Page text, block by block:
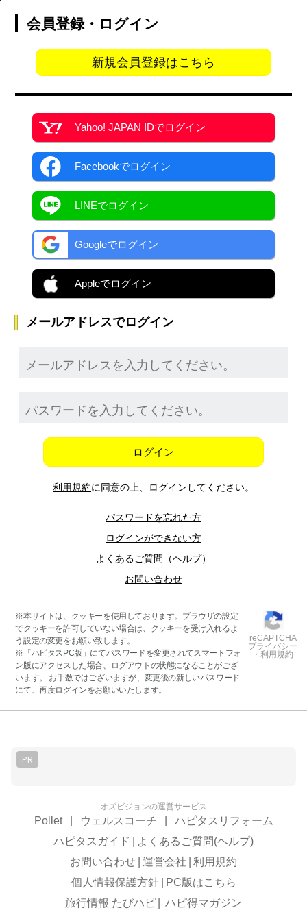
会員登録・ログイン
新規会員登録はこちら
Yahoo! JAPAN IDでログイン
Facebookでログイン
LINEでログイン
Googleでログイン
Appleでログイン
メールアドレスでログイン
ログイン
利用規約に同意の上、ログインしてください。
パスワードを忘れた方
ログインができない方
よくあるご質問（ヘルプ）
お問い合わせ
※本サイトは、クッキーを使用しております。ブラウザの設定
でクッキーを許可していない場合は、クッキーを受け入れるよ
う設定の変更をお願い致します。
※「ハピタスPC版」にてパスワードを変更されてスマートフォ
ン版にアクセスした場合、ログアウトの状態になることがござ
います。 お手数ではございますが、変更後の新しいパスワード
にて、再度ログインをお願いいたします。
reCAPTCHA
プライバシー
・利用規約
PR
オズビジョンの運営サービス
Pollet ウェルスコーチ
ハピタスリフォーム
ハピタスガイド
よくあるご質問(ヘルプ)
お問い合わせ 運営会社
利用規約
個人情報保護方針
PC版はこちら
旅行情報 たびハピ
ハピ得マガジン